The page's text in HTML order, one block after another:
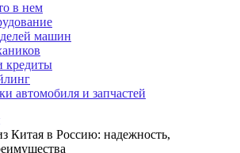
в нем
машин
кредиты
автомобиля и запчастей